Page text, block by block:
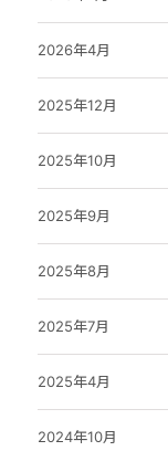
2026年4月
2025年12月
2025年10月
2025年9月
2025年8月
2025年7月
2025年4月
2024年10月